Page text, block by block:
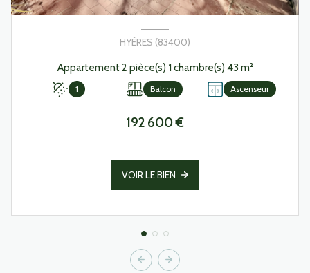
HYÈRES (83400)
Appartement 2 pièce(s) 1 chambre(s) 43 m²
1 Balcon Ascenseur
192 600 €
VOIR LE BIEN